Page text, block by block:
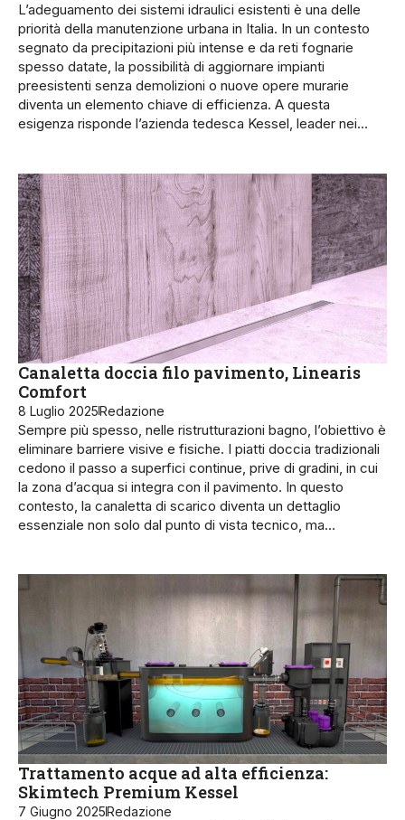
L’adeguamento dei sistemi idraulici esistenti è una delle
priorità della manutenzione urbana in Italia. In un contesto
segnato da precipitazioni più intense e da reti fognarie
spesso datate, la possibilità di aggiornare impianti
preesistenti senza demolizioni o nuove opere murarie
diventa un elemento chiave di efficienza. A questa
esigenza risponde l’azienda tedesca Kessel, leader nei…
Canaletta doccia filo pavimento, Linearis
Comfort
8 Luglio 2025Redazione
Sempre più spesso, nelle ristrutturazioni bagno, l’obiettivo è
eliminare barriere visive e fisiche. I piatti doccia tradizionali
cedono il passo a superfici continue, prive di gradini, in cui
la zona d’acqua si integra con il pavimento. In questo
contesto, la canaletta di scarico diventa un dettaglio
essenziale non solo dal punto di vista tecnico, ma…
Trattamento acque ad alta efficienza:
Skimtech Premium Kessel
7 Giugno 2025Redazione